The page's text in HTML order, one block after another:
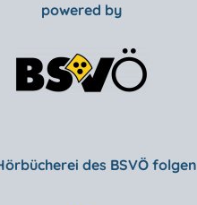
powered by
des BSVÖ folgen